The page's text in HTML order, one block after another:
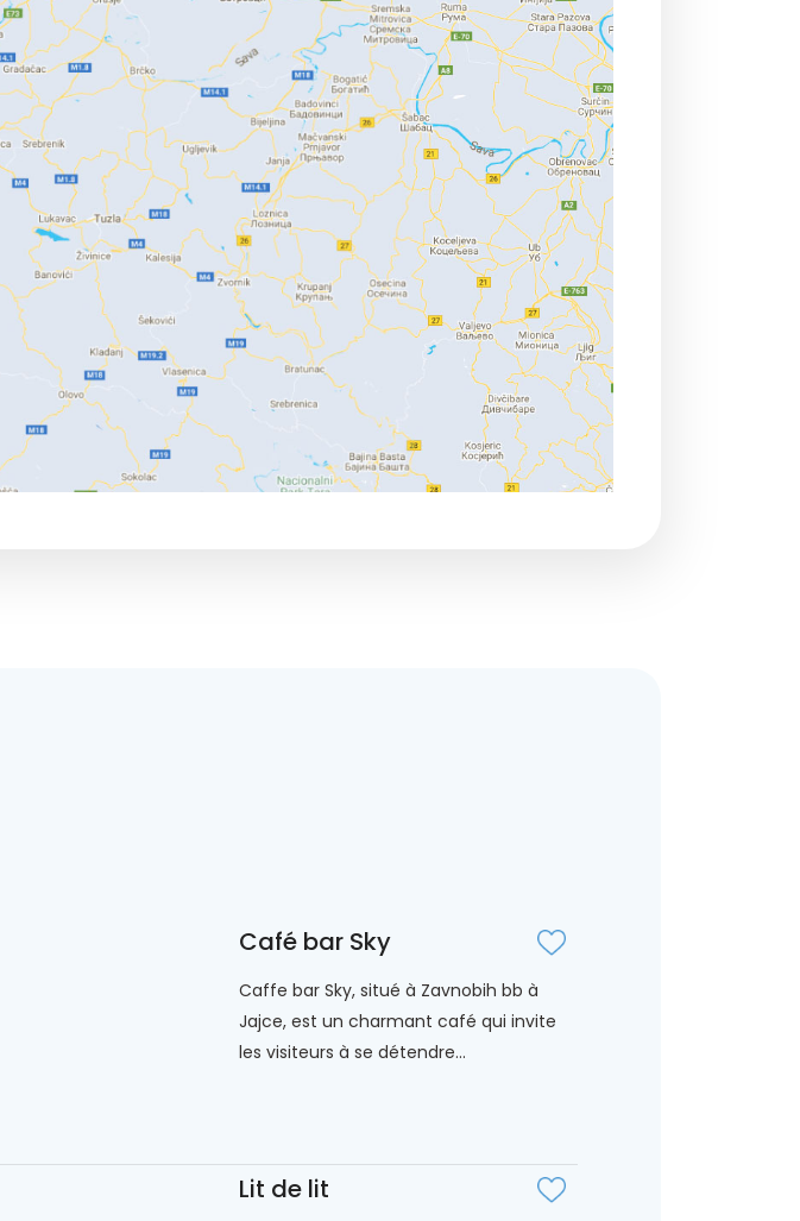
Café bar Sky
Caffe bar Sky, situé à Zavnobih bb à
Jajce, est un charmant café qui invite
les visiteurs à se détendre...
Lit de lit